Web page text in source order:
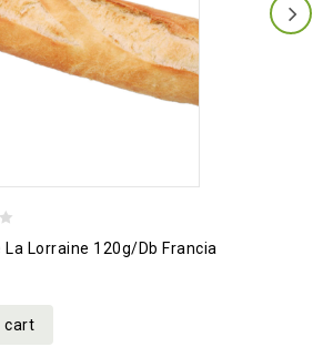
La Lorraine 120g/db Francia
cart